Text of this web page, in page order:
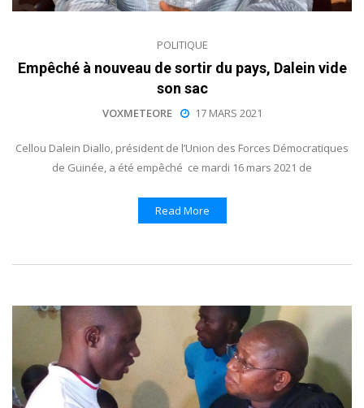
POLITIQUE
Empêché à nouveau de sortir du pays, Dalein vide
son sac
VOXMETEORE 17 MARS 2021
Cellou Dalein Diallo, président de l’Union des Forces Démocratiques
de Guinée, a été empêché ce mardi 16 mars 2021 de
Read More